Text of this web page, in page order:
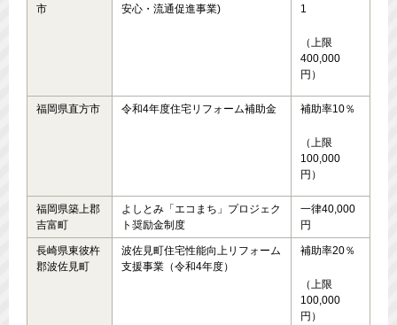
市
安心・流通促進事業)
1
（上限
400,000
円）
福岡県直方市 令和4年度住宅リフォーム補助金 補助率10％
（上限
100,000
円）
福岡県築上郡
吉富町
よしとみ「エコまち」プロジェク
ト奨励金制度
一律40,000
円
長崎県東彼杵
郡波佐見町
波佐見町住宅性能向上リフォーム
支援事業（令和4年度）
補助率20％
（上限
100,000
円）